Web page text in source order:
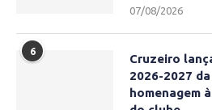
07/08/2026
6
Cruzeiro
2026-2027
homenagem